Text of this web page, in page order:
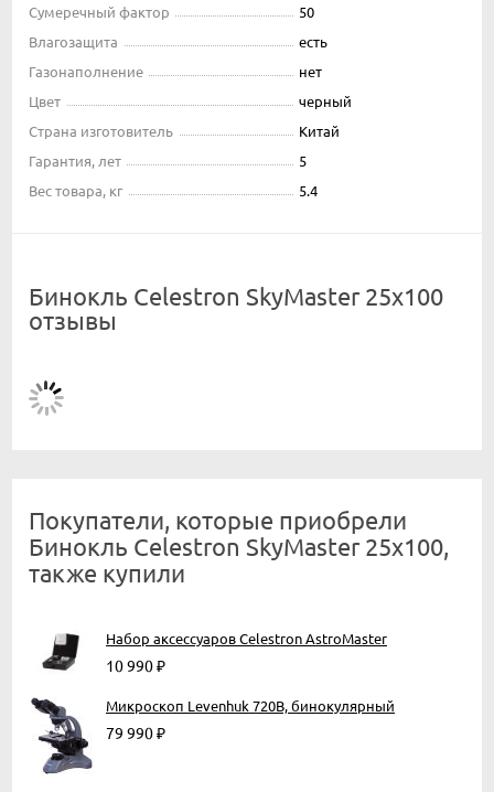
Сумеречный фактор
50
Влагозащита
есть
Газонаполнение
нет
Цвет
черный
Страна изготовитель
Китай
Гарантия, лет
5
Вес товара, кг
5.4
Бинокль Celestron SkyMaster 25x100
отзывы
Покупатели, которые приобрели
Бинокль Celestron SkyMaster 25x100,
также купили
Набор аксессуаров Celestron AstroMaster
10 990₽
Микроскоп Levenhuk 720B, бинокулярный
79 990₽